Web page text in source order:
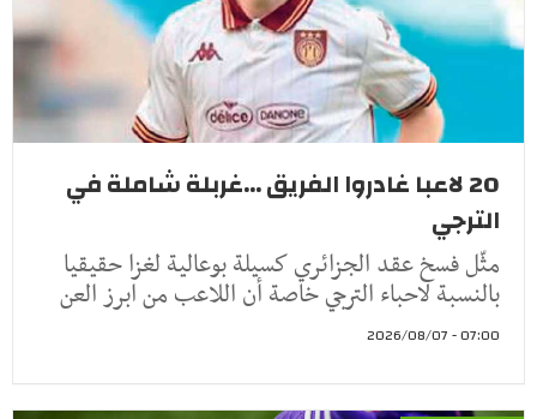
20 لاعبا غادروا الفريق ...غربلة شاملة في
الترجي
مثّل فسخ عقد الجزائري كسيلة بوعالية لغزا حقيقيا
بالنسبة لاحباء الترجي خاصة أن اللاعب من ابرز العن
07:00 - 2026/08/07